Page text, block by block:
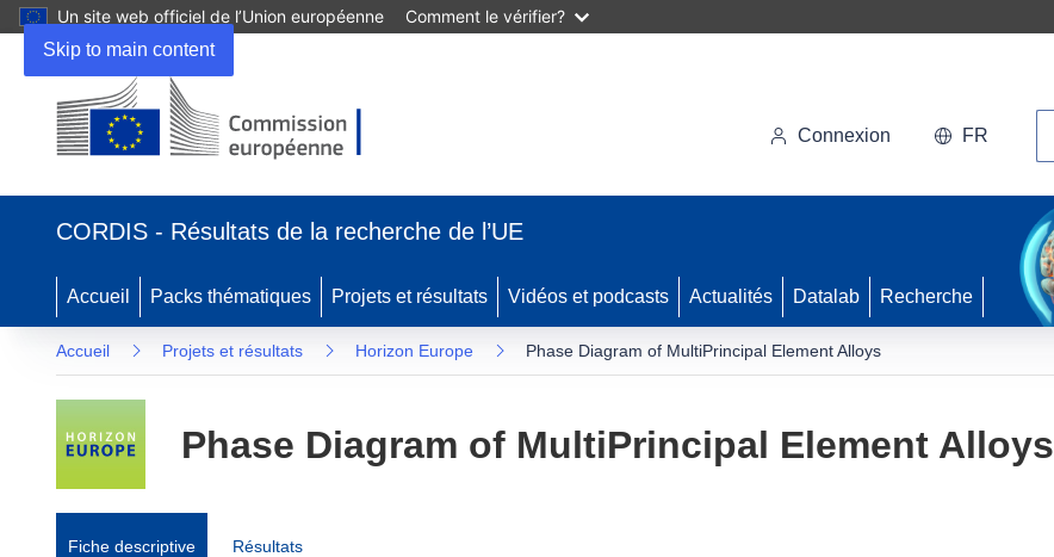
Skip to main content
Un site web officiel de l’Union européenne Comment le vérifier?
Connexion FR
CORDIS - Résultats de la recherche de l’UE
Accueil Packs thématiques Projets et résultats Vidéos et podcasts Actualités Datalab Recherche
Accueil Projets et résultats Horizon Europe Phase Diagram of MultiPrincipal Element Alloys
Phase Diagram of MultiPrincipal Element Alloys
Fiche descriptive Résultats